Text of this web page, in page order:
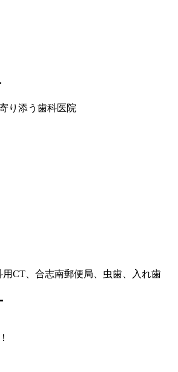
り添う歯科医院
用CT、合志南郵便局、虫歯、入れ歯